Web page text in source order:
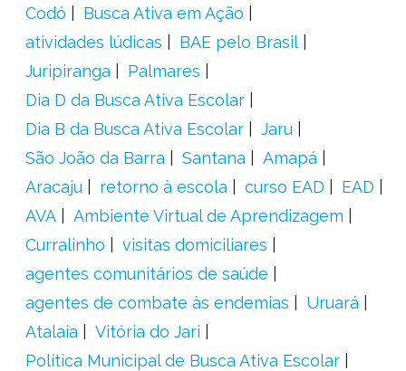
Codó
Busca Ativa em Ação
atividades lúdicas
BAE pelo Brasil
Juripiranga
Palmares
Dia D da Busca Ativa Escolar
Dia B da Busca Ativa Escolar
Jaru
São João da Barra
Santana
Amapá
Aracaju
retorno à escola curso EAD
EAD
AVA
Ambiente Virtual de Aprendizagem
Curralinho
visitas domiciliares
agentes comunitários de saúde
agentes de combate às endemias
Uruará
Atalaia
Vitória do Jari
Política Municipal de Busca Ativa Escolar